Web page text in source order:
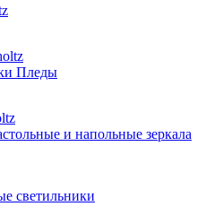
Пледы
и напольные зеркала
светильники